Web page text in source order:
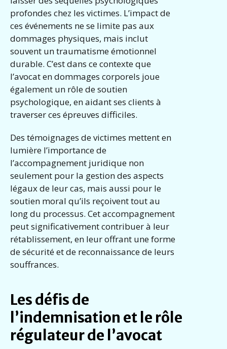
profondes chez les victimes. L’impact de
ces événements ne se limite pas aux
dommages physiques, mais inclut
souvent un traumatisme émotionnel
durable. C’est dans ce contexte que
l’avocat en dommages corporels joue
également un rôle de soutien
psychologique, en aidant ses clients à
traverser ces épreuves difficiles.
Des témoignages de victimes mettent en
lumière l’importance de
l’accompagnement juridique non
seulement pour la gestion des aspects
légaux de leur cas, mais aussi pour le
soutien moral qu’ils reçoivent tout au
long du processus. Cet accompagnement
peut significativement contribuer à leur
rétablissement, en leur offrant une forme
de sécurité et de reconnaissance de leurs
souffrances.
Les défis de
l’indemnisation et le rôle
régulateur de l’avocat